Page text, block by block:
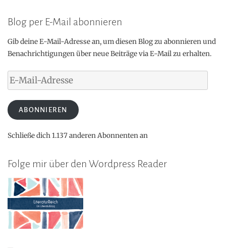
Blog per E-Mail abonnieren
Gib deine E-Mail-Adresse an, um diesen Blog zu abonnieren und
Benachrichtigungen über neue Beiträge via E-Mail zu erhalten.
E-
Mail-
Adresse
ABONNIEREN
Schließe dich 1.137 anderen Abonnenten an
Folge mir über den Wordpress Reader